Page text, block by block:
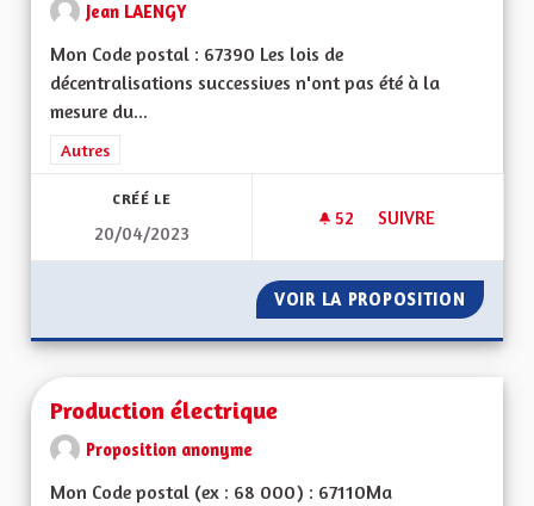
Jean LAENGY
Mon Code postal : 67390 Les lois de
décentralisations successives n'ont pas été à la
mesure du...
Filtrer les résultats de la catégorie : Autres
Autres
CRÉÉ LE
20/04/2023
52 52 ABONNÉS
SUIVRE
VOIR LA PROPOSITION VERS
Production électrique
Proposition anonyme
Mon Code postal (ex : 68 000) : 67110Ma